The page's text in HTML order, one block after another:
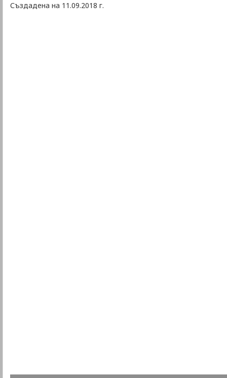
Създадена на 11.09.2018 г.